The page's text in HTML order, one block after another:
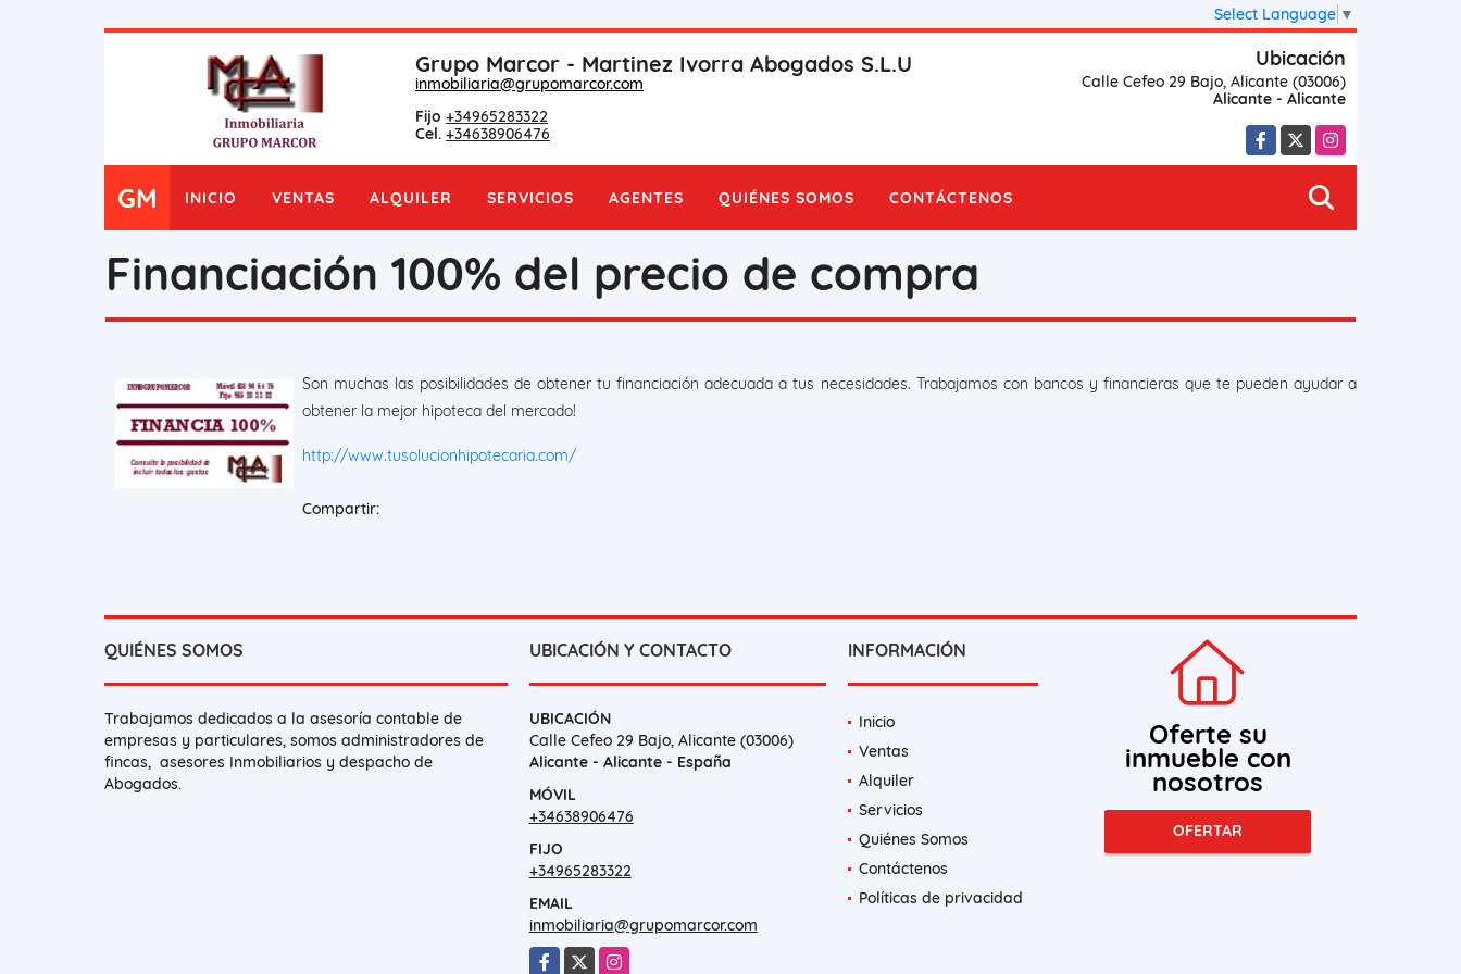
Select Language ▼
Grupo Marcor - Martinez Ivorra Abogados S.L.U
inmobiliaria@grupomarcor.com
Fijo +34965283322
Cel. +34638906476
Ubicación
Calle Cefeo 29 Bajo, Alicante (03006)
Alicante - Alicante
Facebook
X Instagram
GM INICIO VENTAS ALQUILER SERVICIOS AGENTES QUIÉNES SOMOS CONTÁCTENOS
Financiación 100% del precio de compra
Son muchas las posibilidades de obtener tu financiación adecuada a tus necesidades. Trabajamos con bancos y financieras que te pueden ayudar a
obtener la mejor hipoteca del mercado!
http://www.tusolucionhipotecaria.com/
Compartir:
QUIÉNES SOMOS
Trabajamos dedicados a la asesoría contable de
empresas y particulares, somos administradores de
fincas, asesores Inmobiliarios y despacho de
Abogados.
UBICACIÓN Y CONTACTO
UBICACIÓN
Calle Cefeo 29 Bajo, Alicante (03006)
Alicante - Alicante - España
MÓVIL
+34638906476
FIJO
+34965283322
EMAIL
inmobiliaria@grupomarcor.com
Facebook
X Instagram
INFORMACIÓN
Inicio
Ventas
Alquiler
Servicios
Quiénes Somos
Contáctenos
Políticas de privacidad
Oferte su
inmueble con
nosotros
OFERTAR